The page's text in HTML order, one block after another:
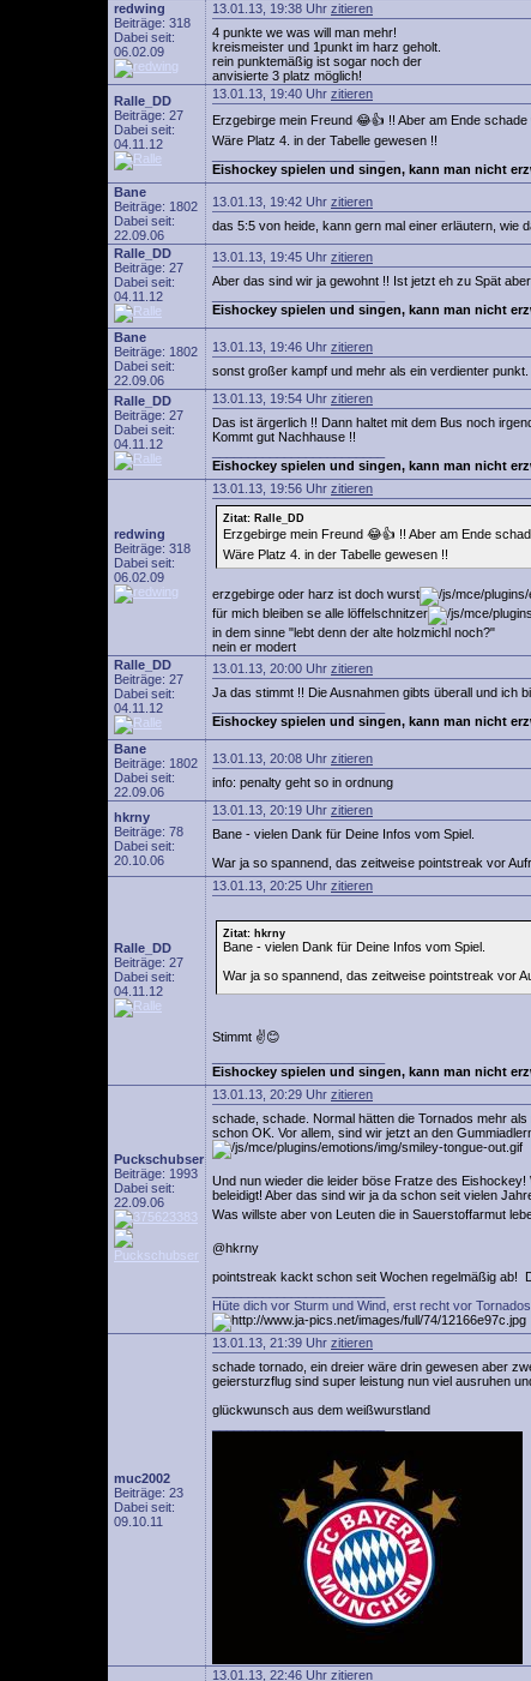
redwing
Beiträge: 318
Dabei seit:
06.02.09
13.01.13, 19:38 Uhr zitieren
4 punkte we was will man mehr!
kreismeister und 1punkt im harz geholt.
rein punktemäßig ist sogar noch der
anvisierte 3 platz möglich!
Ralle_DD
Beiträge: 27
Dabei seit:
04.11.12
13.01.13, 19:40 Uhr zitieren
Erzgebirge mein Freund 😂👍 !! Aber am Ende
Wäre Platz 4. in der Tabelle gewesen !!
Eishockey spielen und singen, kann man nicht
Bane
Beiträge: 1802
Dabei seit:
22.09.06
13.01.13, 19:42 Uhr zitieren
das 5:5 von heide, kann gern mal einer erläutern, wie
Ralle_DD
Beiträge: 27
Dabei seit:
04.11.12
13.01.13, 19:45 Uhr zitieren
Aber das sind wir ja gewohnt !! Ist jetzt eh zu Spät
Eishockey spielen und singen, kann man nicht
Bane
Beiträge: 1802
Dabei seit:
22.09.06
13.01.13, 19:46 Uhr zitieren
sonst großer kampf und mehr als ein verdienter
Ralle_DD
Beiträge: 27
Dabei seit:
04.11.12
13.01.13, 19:54 Uhr zitieren
Das ist ärgerlich !! Dann haltet mit dem Bus noch
Kommt gut Nachhause !!
Eishockey spielen und singen, kann man nicht
redwing
Beiträge: 318
Dabei seit:
06.02.09
13.01.13, 19:56 Uhr zitieren
Zitat: Ralle_DD
Erzgebirge mein Freund 😂👍 !! Aber am Ende
Wäre Platz 4. in der Tabelle gewesen !!
erzgebirge oder harz ist doch wurst
für mich bleiben se alle löffelschnitzer
in dem sinne "lebt denn der alte holzmichl noch?"
nein er modert
Ralle_DD
Beiträge: 27
Dabei seit:
04.11.12
13.01.13, 20:00 Uhr zitieren
Ja das stimmt !! Die Ausnahmen gibts überall und ich
Eishockey spielen und singen, kann man nicht
Bane
Beiträge: 1802
Dabei seit:
22.09.06
13.01.13, 20:08 Uhr zitieren
info: penalty geht so in ordnung
hkrny
Beiträge: 78
Dabei seit:
20.10.06
13.01.13, 20:19 Uhr zitieren
Bane - vielen Dank für Deine Infos vom Spiel.
War ja so spannend, das zeitweise pointstreak vor
Ralle_DD
Beiträge: 27
Dabei seit:
04.11.12
13.01.13, 20:25 Uhr zitieren
Zitat: hkrny
Bane - vielen Dank für Deine Infos vom Spiel.
War ja so spannend, das zeitweise pointstreak vor
Stimmt ✌😊
Eishockey spielen und singen, kann man nicht
Puckschubser
Beiträge: 1993
Dabei seit:
22.09.06
13.01.13, 20:29 Uhr zitieren
schade, schade. Normal hätten die Tornados mehr
schon OK. Vor allem, sind wir jetzt an den
Und nun wieder die leider böse Fratze des
beleidigt! Aber das sind wir ja da schon seit vielen
Was willste aber von Leuten die in Sauerstoffarmut
@hkrny
pointstreak kackt schon seit Wochen regelmäßig ab!
Hüte dich vor Sturm und Wind, erst recht vor
muc2002
Beiträge: 23
Dabei seit:
09.10.11
13.01.13, 21:39 Uhr zitieren
schade tornado, ein dreier wäre drin gewesen aber
geiersturzflug sind super leistung nun viel ausruhen
glückwunsch aus dem weißwurstland
13.01.13, 22:46 Uhr zitieren